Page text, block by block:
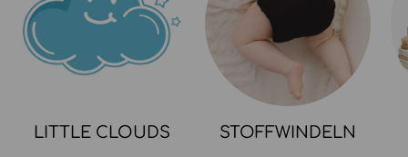
LITTLE CLOUDS STOFFWINDELN